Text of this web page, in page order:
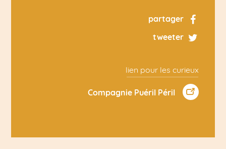
partager
tweeter
lien pour les curieux
Compagnie Puéril Péril